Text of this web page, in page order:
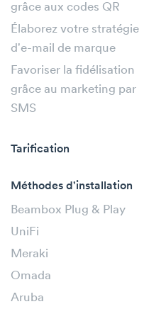
grâce aux codes QR
Élaborez votre stratégie
d'e-mail de marque
Favoriser la fidélisation
grâce au marketing par
SMS
Tarification
Méthodes d'installation
Beambox Plug & Play
UniFi
Meraki
Omada
Aruba